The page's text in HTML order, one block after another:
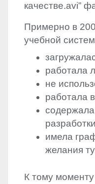
качестве.avi”
Примерно в
учебной
работала
не
работала
имела
желания
К тому